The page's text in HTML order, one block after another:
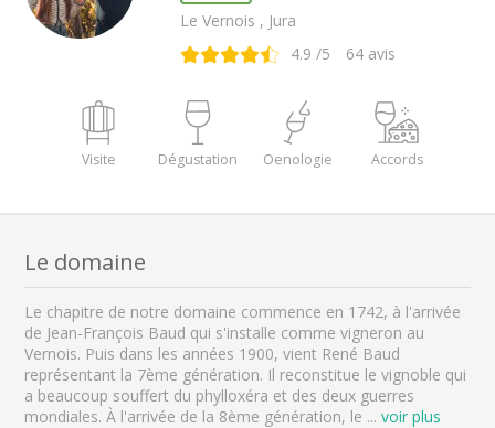
Le Vernois , Jura
4.9 /5 64 avis
Visite Dégustation Oenologie Accords
Le domaine
Le chapitre de notre domaine commence en 1742, à l'arrivée
de Jean-François Baud qui s'installe comme vigneron au
Vernois. Puis dans les années 1900, vient René Baud
représentant la 7ème génération. Il reconstitue le vignoble qui
a beaucoup souffert du phylloxéra et des deux guerres
mondiales. À l'arrivée de la 8ème génération, le ... voir plus